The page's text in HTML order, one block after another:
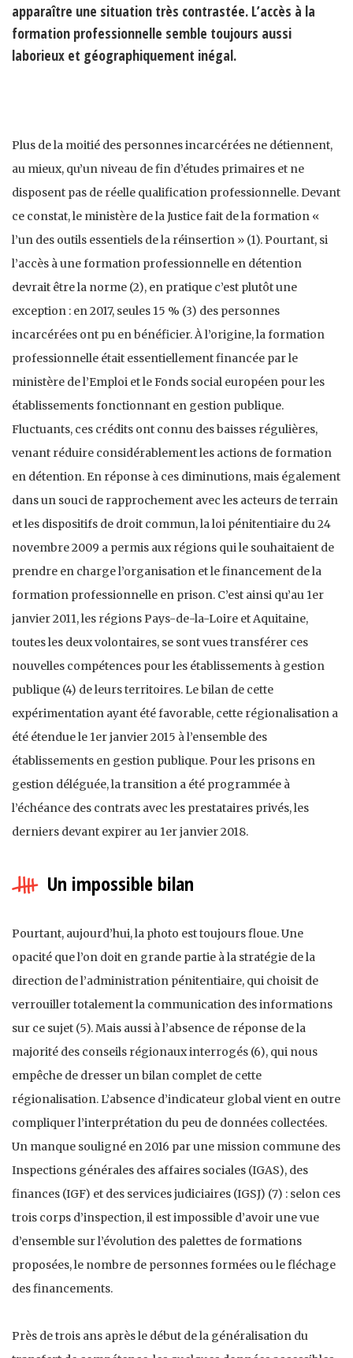
apparaître une situation très contrastée. L’accès à la
formation professionnelle semble toujours aussi
laborieux et géographiquement inégal.
Plus de la moitié des personnes incarcérées ne détiennent,
au mieux, qu’un niveau de fin d’études primaires et ne
disposent pas de réelle qualification professionnelle. Devant
ce constat, le ministère de la Justice fait de la formation «
l’un des outils essentiels de la réinsertion » (1). Pourtant, si
l’accès à une formation professionnelle en détention
devrait être la norme (2), en pratique c’est plutôt une
exception : en 2017, seules 15 % (3) des personnes
incarcérées ont pu en bénéficier. À l’origine, la formation
professionnelle était essentiellement financée par le
ministère de l’Emploi et le Fonds social européen pour les
établissements fonctionnant en gestion publique.
Fluctuants, ces crédits ont connu des baisses régulières,
venant réduire considérablement les actions de formation
en détention. En réponse à ces diminutions, mais également
dans un souci de rapprochement avec les acteurs de terrain
et les dispositifs de droit commun, la loi pénitentiaire du 24
novembre 2009 a permis aux régions qui le souhaitaient de
prendre en charge l’organisation et le financement de la
formation professionnelle en prison. C’est ainsi qu’au 1er
janvier 2011, les régions Pays-de-la-Loire et Aquitaine,
toutes les deux volontaires, se sont vues transférer ces
nouvelles compétences pour les établissements à gestion
publique (4) de leurs territoires. Le bilan de cette
expérimentation ayant été favorable, cette régionalisation a
été étendue le 1er janvier 2015 à l’ensemble des
établissements en gestion publique. Pour les prisons en
gestion déléguée, la transition a été programmée à
l’échéance des contrats avec les prestataires privés, les
derniers devant expirer au 1er janvier 2018.
Un impossible bilan
Pourtant, aujourd’hui, la photo est toujours floue. Une
opacité que l’on doit en grande partie à la stratégie de la
direction de l’administration pénitentiaire, qui choisit de
verrouiller totalement la communication des informations
sur ce sujet (5). Mais aussi à l’absence de réponse de la
majorité des conseils régionaux interrogés (6), qui nous
empêche de dresser un bilan complet de cette
régionalisation. L’absence d’indicateur global vient en outre
compliquer l’interprétation du peu de données collectées.
Un manque souligné en 2016 par une mission commune des
Inspections générales des affaires sociales (IGAS), des
finances (IGF) et des services judiciaires (IGSJ) (7) : selon ces
trois corps d’inspection, il est impossible d’avoir une vue
d’ensemble sur l’évolution des palettes de formations
proposées, le nombre de personnes formées ou le fléchage
des financements.
Près de trois ans après le début de la généralisation du